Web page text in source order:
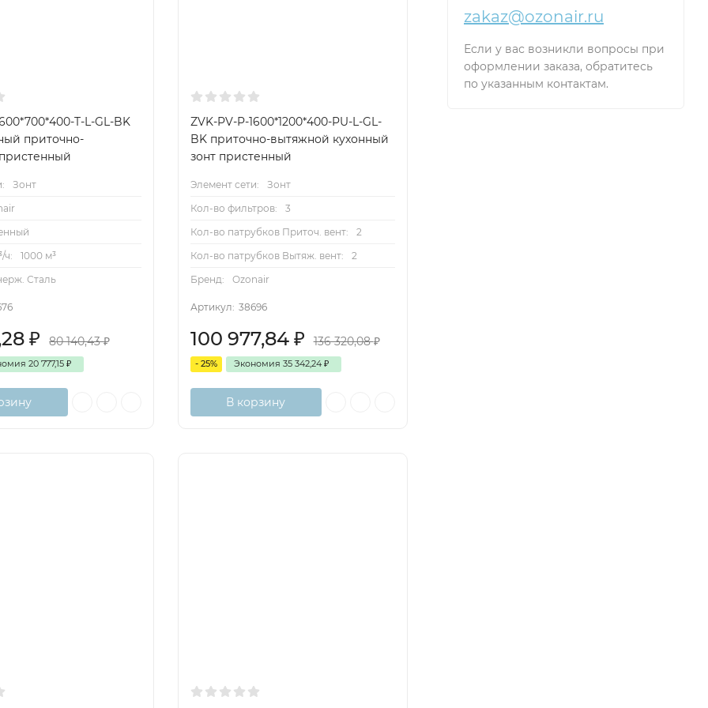
T-L-GL-BK
приточно-
Зонт
ч:
1000 м³
Сталь
₽ 80 140,43₽
20 777,15₽
ZVK-PV-P-1600*1200*400-PU-L-GL-
BK приточно-вытяжной кухонный
зонт пристенный
Элемент сети:
Зонт
Кол-во фильтров:
3
Кол-во патрубков Приточ. вент:
2
Кол-во патрубков Вытяж. вент:
2
Бренд:
Ozonair
Артикул: 38696
100 977,84 ₽ 136 320,08₽
- 25% Экономия 35 342,24 ₽
В корзину
zakaz@ozonair.ru
Если у вас возникли вопросы при
оформлении заказа, обратитесь
по указанным контактам.